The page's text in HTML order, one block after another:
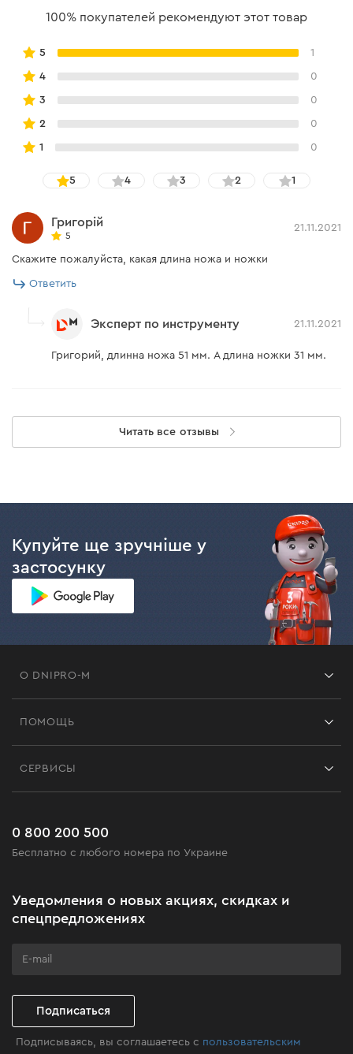
100% покупателей рекомендуют этот товар
5 1
4 0
3 0
2 0
1 0
5 4 3 2 1
Григорій
5
21.11.2021
Скажите пожалуйста, какая длина ножа и ножки
Ответить
Эксперт по инструменту 21.11.2021
Григорий, длинна ножа 51 мм. А длина ножки 31 мм.
Читать все отзывы
Купуйте ще зручніше у
застосунку
О DNIPRO-M
Черная пятница
Клуб мастерства
ПОМОЩЬ
Часто задаваемые вопросы
СЕРВИСЫ
0 800 200 500
Бесплатно с любого номера по Украине
Уведомления о новых акциях, скидках и
спецпредложениях
Подписаться
Подписываясь, вы соглашаетесь с пользовательским